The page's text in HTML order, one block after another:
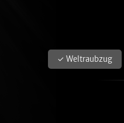
✓ Weltraubzug